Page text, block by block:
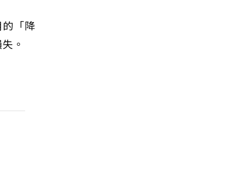
「降
。